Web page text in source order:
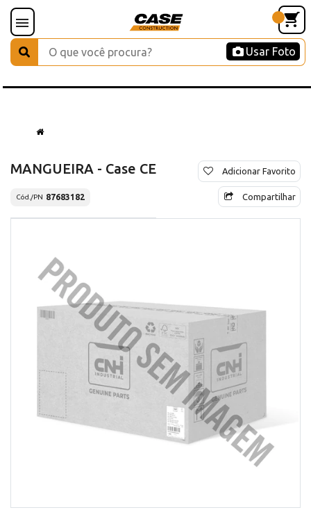
Usar Foto
MANGUEIRA - Case CE
Cód./PN 87683182
Adicionar Favorito
Compartilhar